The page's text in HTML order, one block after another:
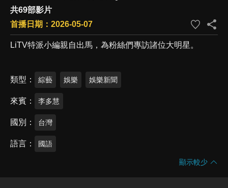
共69部影片
首播日期：2026-05-07
LiTV特派小編親自出馬，為粉絲們專訪諸位大明星。
類型 綜藝 娛樂 娛樂新聞
來賓 李多慧
國別 台灣
語言 國語
顯示較少